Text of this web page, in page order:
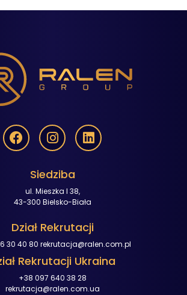
Siedziba
ul. Mieszka I 38,
43-300 Bielsko-Biała
Dział Rekrutacji
30 40 80 rekrutacja@ralen.com.pl
Rekrutacji Ukraina
+38 097 640 38 28
rekrutacja@ralen.com.ua